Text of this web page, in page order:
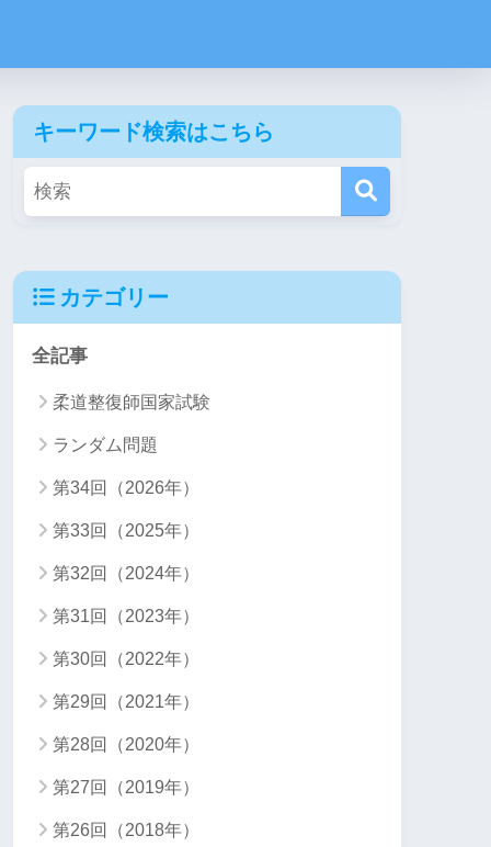
キーワード検索はこちら
カテゴリー
全記事
柔道整復師国家試験
ランダム問題
第34回（2026年）
第33回（2025年）
第32回（2024年）
第31回（2023年）
第30回（2022年）
第29回（2021年）
第28回（2020年）
第27回（2019年）
第26回（2018年）